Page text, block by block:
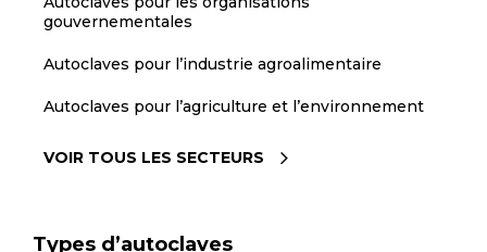
gouvernementales
Autoclaves pour l’industrie agroalimentaire
Autoclaves pour l’agriculture et l’environnement
VOIR TOUS LES SECTEURS
Types d’autoclaves